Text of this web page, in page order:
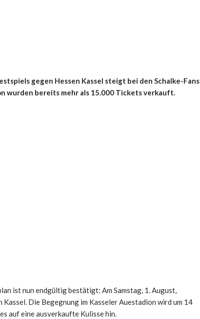
gegen Hessen Kassel steigt bei den Schalke-Fans
wurden bereits mehr als 15.000 Tickets verkauft.
ist nun endgültig bestätigt: Am Samstag, 1. August,
Die Begegnung im Kasseler Auestadion wird um 14
auf eine ausverkaufte Kulisse hin.